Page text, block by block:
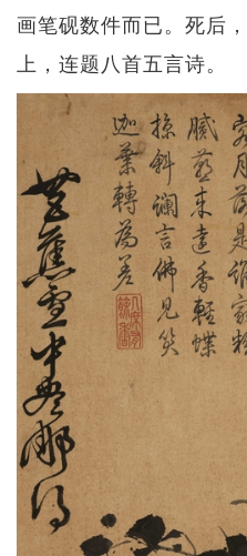
画笔砚数件而已。死后
上，连题八首五言诗。